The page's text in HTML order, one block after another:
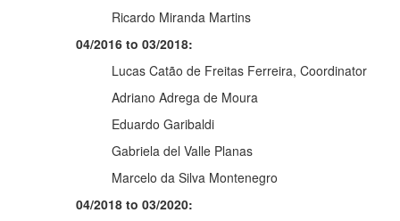
Ricardo Miranda Martins
04/2016 to 03/2018:
Lucas Catão de Freitas Ferreira, Coordinator
Adriano Adrega de Moura
Eduardo Garibaldi
Gabriela del Valle Planas
Marcelo da Silva Montenegro
04/2018 to 03/2020: